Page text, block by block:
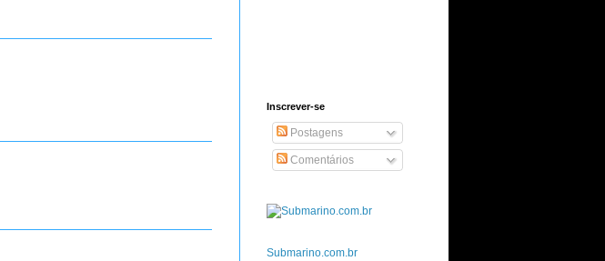
Inscrever-se
Postagens
Comentários
Submarino.com.br